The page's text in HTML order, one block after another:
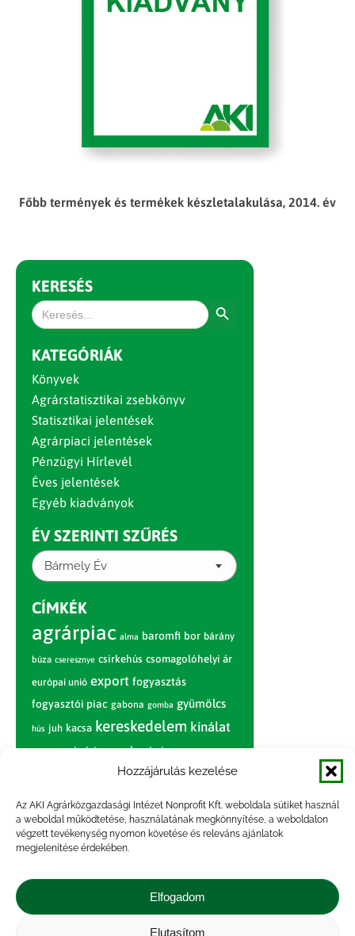
Hozzájárulás kezelése
Az AKI Agrárközgazdasági Intézet Nonprofit Kft. weboldala sütiket használ
a weboldal működtetése, használatának megkönnyítése, a weboldalon
végzett tevékenység nyomon követése és releváns ajánlatok
megjelenítése érdekében.
Elfogadom
Elutasítom
Főbb termények és termékek készletalakulása, 2014. év
KERESÉS
Search
for:
KATEGÓRIÁK
Könyvek
Agrárstatisztikai zsebkönyv
Statisztikai jelentések
Agrárpiaci jelentések
Pénzügyi Hírlevél
Éves jelentések
Egyéb kiadványok
ÉV SZERINTI SZŰRÉS
Bármely Év
CÍMKÉK
agrárpiac alma baromfi bor bárány
búza cseresznye csirkehús csomagolóhelyi ár
európai unió export fogyasztás
fogyasztói piac gabona gomba gyümölcs
hús juh kacsa kereskedelem kínálat
körte marhahús nagybani piac narancs
nemzetközi árinformációk
paradicsom piac piaci jelentés
pulyka pulykahús sertés sertéshús
szarvasmarha termelés
termelői
zöldség árak
átlagárértékesítési ár